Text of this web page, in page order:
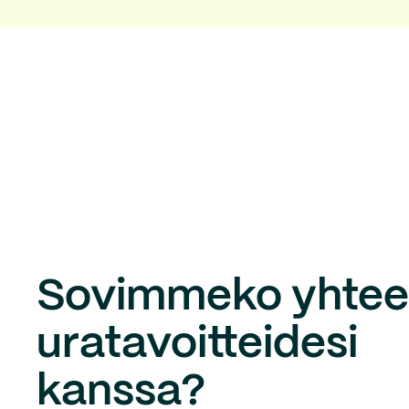
Sovimmeko
uratavoitteidesi
kanssa?